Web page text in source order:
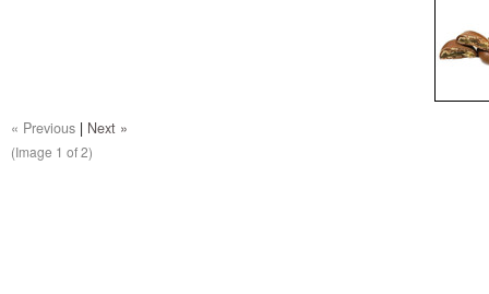
« Previous | Next »
(Image 1 of 2)